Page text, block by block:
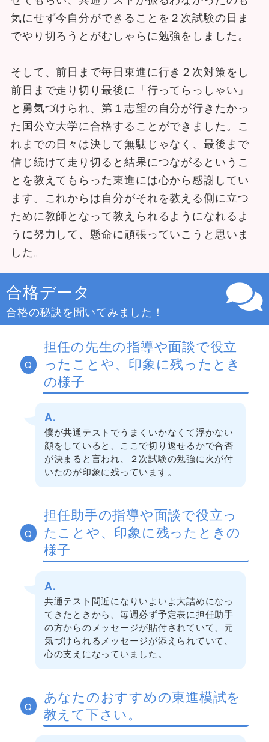
気にせず今自分ができることを２次試験の日ま
でやり切ろうとがむしゃらに勉強をしました。
そして、前日まで毎日東進に行き２次対策をし
前日まで走り切り最後に「行ってらっしゃい」
と勇気づけられ、第１志望の自分が行きたかっ
た国公立大学に合格することができました。こ
れまでの日々は決して無駄じゃなく、最後まで
信じ続けて走り切ると結果につながるというこ
とを教えてもらった東進には心から感謝してい
ます。これからは自分がそれを教える側に立つ
ために教師となって教えられるようになれるよ
うに努力して、懸命に頑張っていこうと思いま
した。
合格データ
合格の秘訣を聞いてみました！
Q
担任の先生の指導や面談で役立
ったことや、印象に残ったとき
の様子
A.
僕が共通テストでうまくいかなくて浮かない
顔をしていると、ここで切り返せるかで合否
が決まると言われ、２次試験の勉強に火が付
いたのが印象に残っています。
Q
担任助手の指導や面談で役立っ
たことや、印象に残ったときの
様子
A.
共通テスト間近になりいよいよ大詰めになっ
てきたときから、毎週必ず予定表に担任助手
の方からのメッセージが貼付されていて、元
気づけられるメッセージが添えられていて、
心の支えになっていました。
Q
あなたのおすすめの東進模試を
教えて下さい。